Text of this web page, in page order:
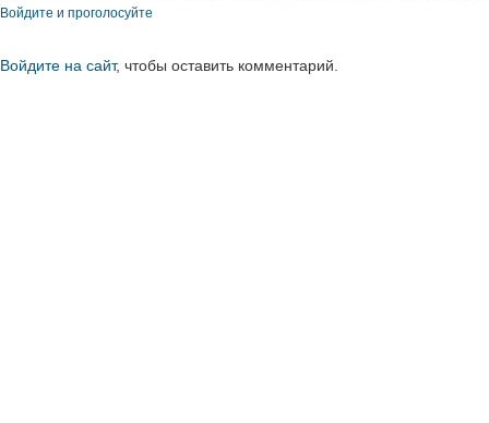
Войдите и проголосуйте
Войдите на сайт, чтобы оставить комментарий.